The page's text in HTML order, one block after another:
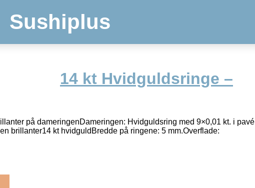
Sushiplus
14 kt Hvidguldsringe –
på dameringenDameringen: Hvidguldsring med 9×0,01 kt. i pavé
brillanter14 kt hvidguldBredde på ringene: 5 mm.Overflade: